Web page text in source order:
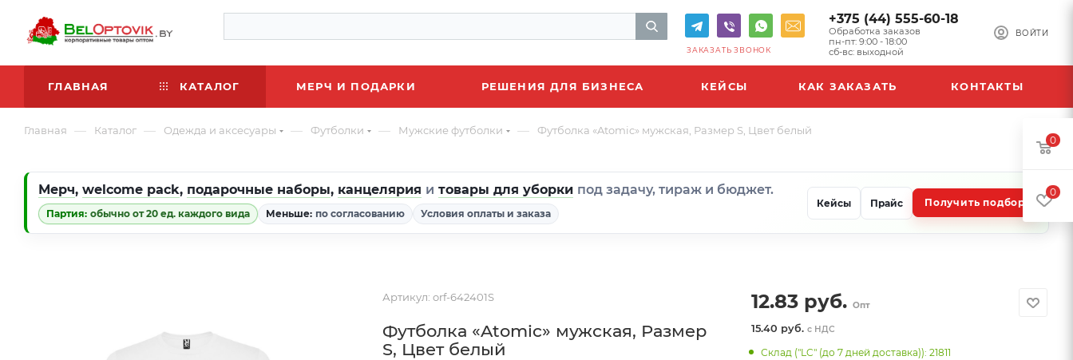
ВОЙТИ
+375 (44) 555-60-18
Обработка заказов
пн-пт: 9:00 - 18:00
сб-вс: выходной
ЗАКАЗАТЬ ЗВОНОК
ГЛАВНАЯ КАТАЛОГ МЕРЧ И ПОДАРКИ РЕШЕНИЯ ДЛЯ БИЗНЕСА КЕЙСЫ КАК ЗАКАЗАТЬ КОНТАКТЫ
Главная — Каталог — Одежда и аксесуары — Футболки — Мужские футболки — Футболка «Atomic» мужская, Размер S, Цвет белый
Мерч, welcome pack, подарочные наборы, канцелярия и товары для уборки под задачу, тираж и бюджет.
Партия: обычно от 20 ед. каждого вида Меньше: по согласованию Условия оплаты и заказа
Кейсы Прайс Получить подбор
Артикул: orf-642401S
Футболка «Atomic» мужская, Размер
S, Цвет белый
12.83 руб. Опт
15.40 руб.с НДС
Склад ("LC" (до 7 дней доставка)): 21811
0
0